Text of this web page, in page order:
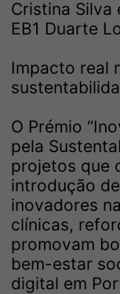
Cristina Silva
EB1 Duarte
Impacto real
O Prémio
pela
projetos que
introdução
inovadores
clínicas,
promovam
bem-estar
digital em